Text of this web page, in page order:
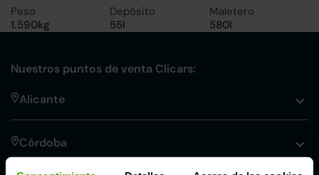
Peso
1.590kg
Depósito
55l
Maletero
580l
Nuestros puntos de venta Clicars:
Alicante
Córdoba